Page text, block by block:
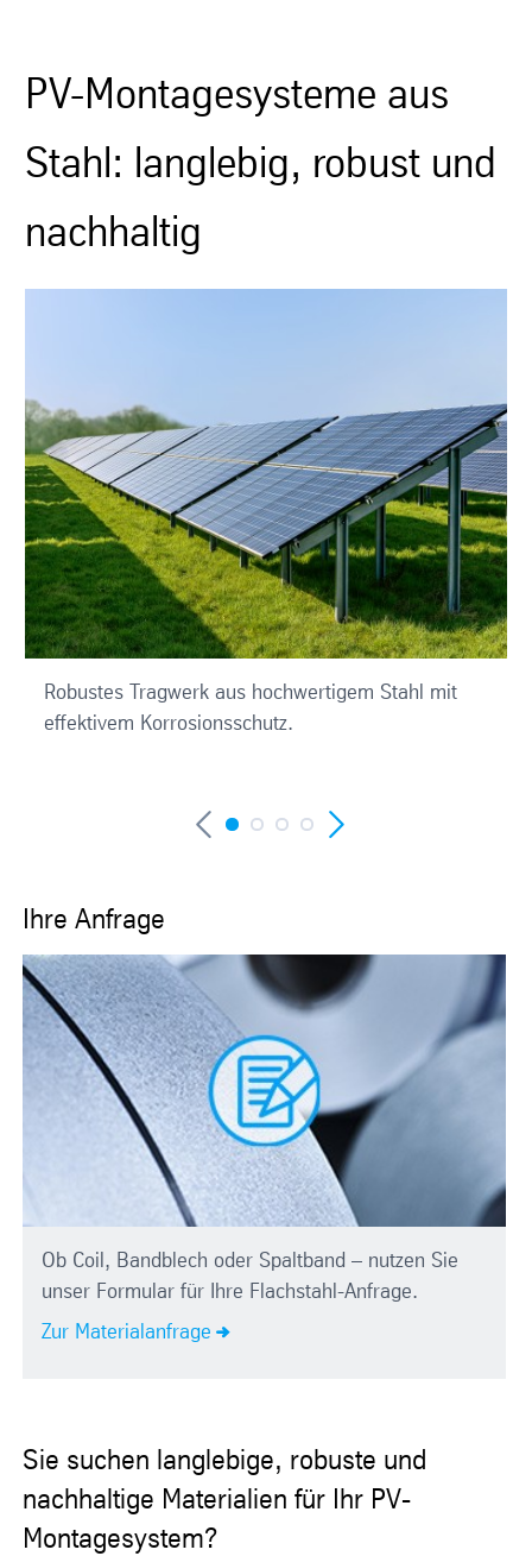
PV-Montagesysteme aus
Stahl: langlebig, robust und
nachhaltig
Robustes Tragwerk aus hochwertigem Stahl mit
effektivem Korrosionsschutz.
Ihre Anfrage
Ob Coil, Bandblech oder Spaltband – nutzen Sie
unser Formular für Ihre Flachstahl-Anfrage.
Zur Materialanfrage
Sie suchen langlebige, robuste und
nachhaltige Materialien für Ihr PV-
Montagesystem?